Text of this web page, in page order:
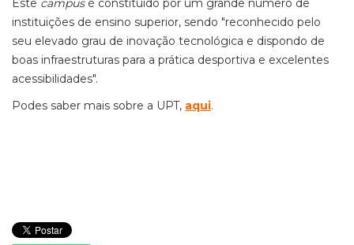
Este campus é constituído por um grande número de
instituições de ensino superior, sendo "reconhecido pelo
seu elevado grau de inovação tecnológica e dispondo de
boas infraestruturas para a prática desportiva e excelentes
acessibilidades".
Podes saber mais sobre a UPT, aqui.